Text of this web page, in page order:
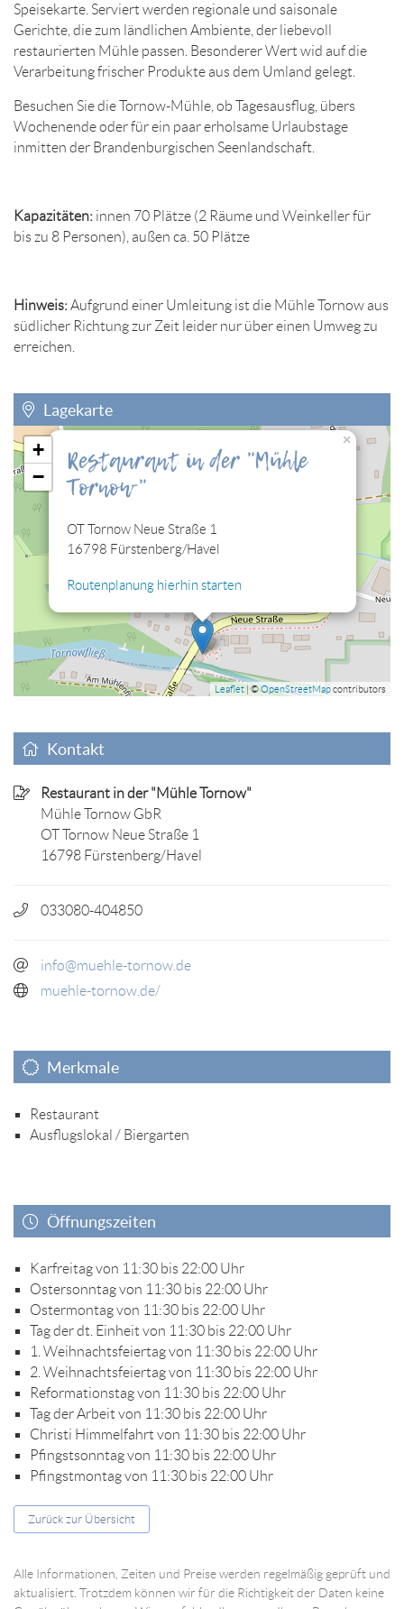
Speisekarte. ​Serviert werden regionale und saisonale
Gerichte, die zum ländlichen Ambiente, der liebevoll
restaurierten Mühle passen. Besonderer Wert wid auf die
Verarbeitung frischer Produkte aus dem Umland gelegt.
Besuchen Sie die Tornow-Mühle, ob Tagesausflug, übers
Wochenende oder für ein paar erholsame Urlaubstage
inmitten der Brandenburgischen Seenlandschaft.
Kapazitäten: innen 70 Plätze (2 Räume und Weinkeller für
bis zu 8 Personen), außen ca. 50 Plätze
Hinweis:Aufgrund einer Umleitung ist die Mühle Tornow aus
südlicher Richtung zur Zeit leider nur über einen Umweg zu
erreichen.
Lagekarte
Sie müssen die Cookies der Kategorie "Personalisierung"
zulassen, damit Sie die hier eingebettete Lagekarte sehen
Cookies jetzt bearbeiten
Restaurant in der "Mühle
Tornow"
OT Tornow Neue Straße 1
16798 Fürstenberg/Havel
Routenplanung hierhin starten
×
+
−
Leaflet | ©OpenStreetMapcontributors
Kontakt
Restaurant in der "Mühle Tornow"
Mühle Tornow GbR
OT Tornow Neue Straße 1
16798 Fürstenberg/Havel
033080-404850
info@muehle-tornow.de
muehle-tornow.de/
Merkmale
Restaurant
Ausflugslokal / Biergarten
Öffnungszeiten
Karfreitag von 11:30 bis 22:00 Uhr
Ostersonntag von 11:30 bis 22:00 Uhr
Ostermontag von 11:30 bis 22:00 Uhr
Tag der dt. Einheit von 11:30 bis 22:00 Uhr
1. Weihnachtsfeiertag von 11:30 bis 22:00 Uhr
2. Weihnachtsfeiertag von 11:30 bis 22:00 Uhr
Reformationstag von 11:30 bis 22:00 Uhr
Tag der Arbeit von 11:30 bis 22:00 Uhr
Christi Himmelfahrt von 11:30 bis 22:00 Uhr
Pfingstsonntag von 11:30 bis 22:00 Uhr
Pfingstmontag von 11:30 bis 22:00 Uhr
Zurück zur Übersicht
Alle Informationen, Zeiten und Preise werden regelmäßig geprüft und
aktualisiert. Trotzdem können wir für die Richtigkeit der Daten keine